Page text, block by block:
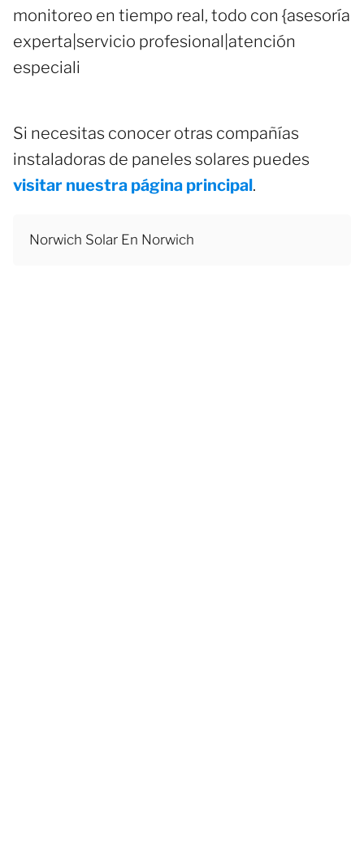
monitoreo en tiempo real, todo con {asesoría
experta|servicio profesional|atención
especiali
Si necesitas conocer otras compañías
instaladoras de paneles solares puedes
visitar nuestra página principal.
Norwich Solar En Norwich